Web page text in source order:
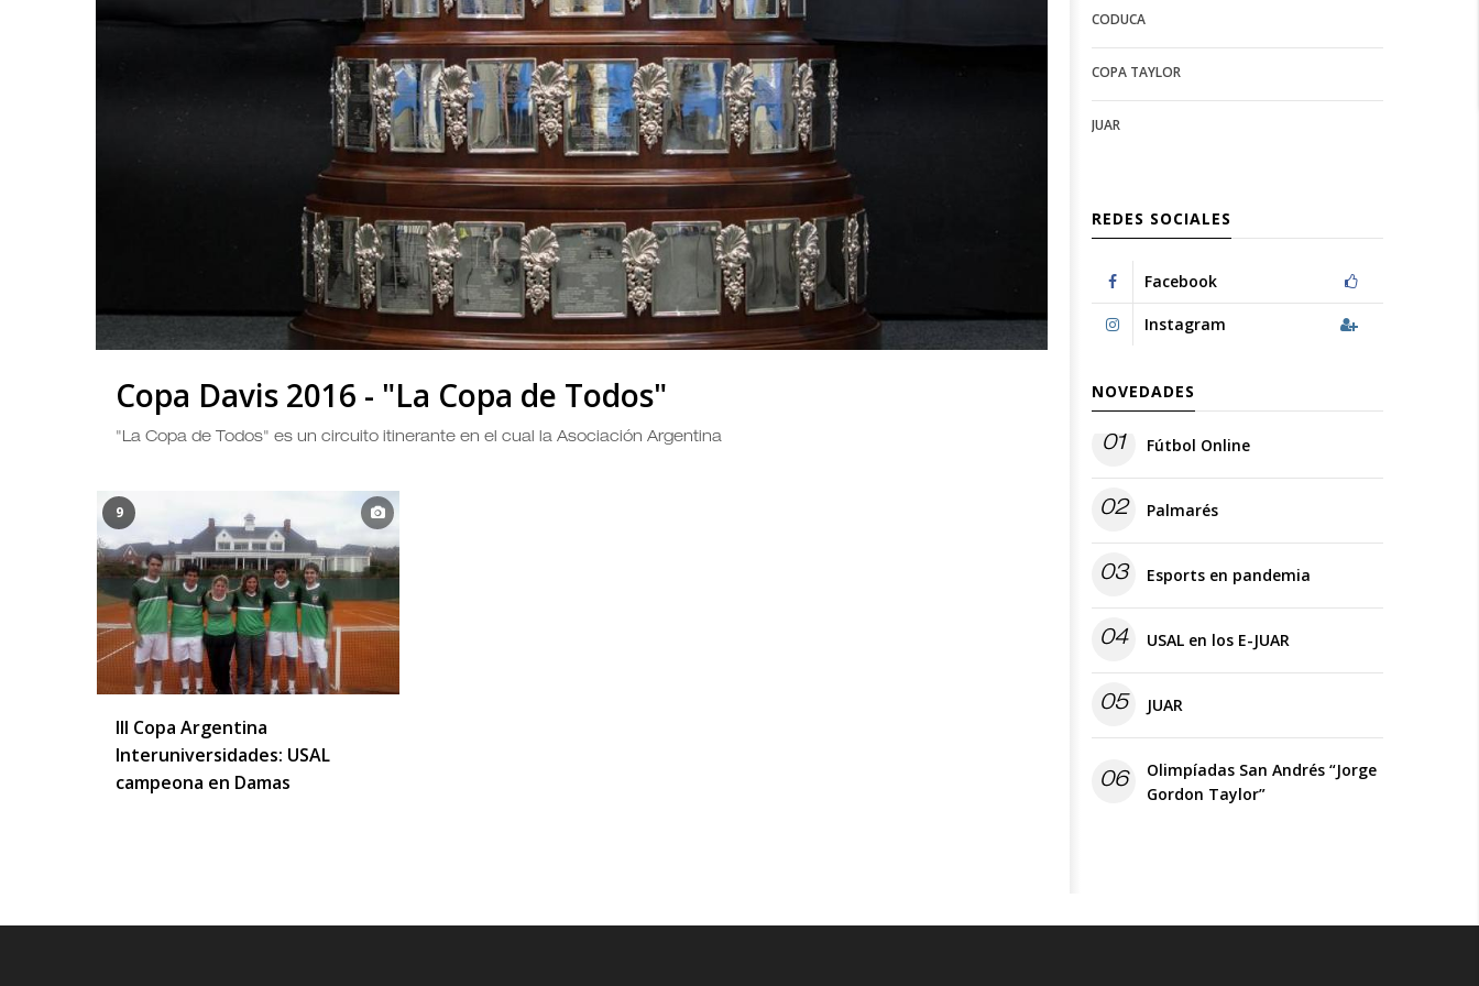
Copa Davis 2016 - "La Copa de Todos"
"La Copa de Todos" es un circuito itinerante en el cual la Asociación Argentina
9
III Copa Argentina
Interuniversidades: USAL
campeona en Damas
configuration
options
options
CODUCA
COPA TAYLOR
JUAR
REDES SOCIALES
Facebook
Instagram
NOVEDADES
01 Fútbol Online
02 Palmarés
03 Esports en pandemia
04 USAL en los E-JUAR
05 JUAR
06
Olimpíadas San Andrés “Jorge
Gordon Taylor”